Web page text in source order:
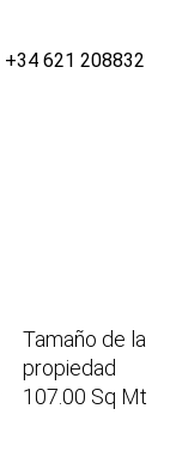
+34 621 208832
Tamaño de la
propiedad
107.00 Sq Mt